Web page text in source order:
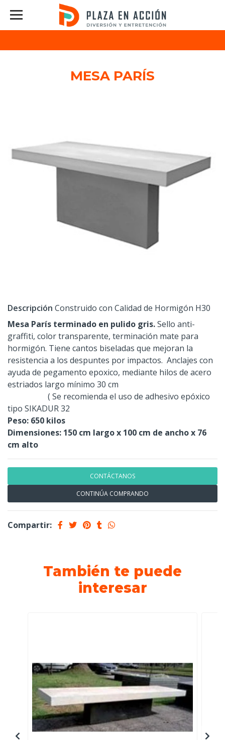
MESA PARÍS
Descripción Construido con Calidad de Hormigón H30
Mesa París terminado en pulido gris.Sello anti-
graffiti, color transparente, terminación mate para
hormigón. Tiene cantos biseladas que mejoran la
resistencia a los despuntes por impactos. Anclajes con
ayuda de pegamento epoxico, mediante hilos de acero
estriados largo mínimo 30 cm
( Se recomienda el uso de adhesivo epóxico
tipo SIKADUR 32
Peso: 650 kilos
Dimensiones: 150 cm largo x 100 cm de ancho x 76
cm alto
CONTÁCTANOS
CONTINÚA COMPRANDO
Compartir:
También te puede
interesar